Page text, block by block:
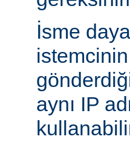
İsme
istemcinin
aynı IP